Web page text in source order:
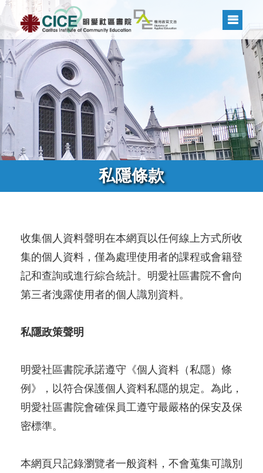
私隱條款
收集個人資料聲明在本網頁以任何線上方式所收
集的個人資料，僅為處理使用者的課程或會籍登
記和查詢或進行綜合統計。明愛社區書院不會向
第三者洩露使用者的個人識別資料。
私隱政策聲明
明愛社區書院承諾遵守《個人資料（私隱）條
例》，以符合保護個人資料私隱的規定。為此，
明愛社區書院會確保員工遵守最嚴格的保安及保
密標準。
本網頁只記錄瀏覽者一般資料，不會蒐集可識別